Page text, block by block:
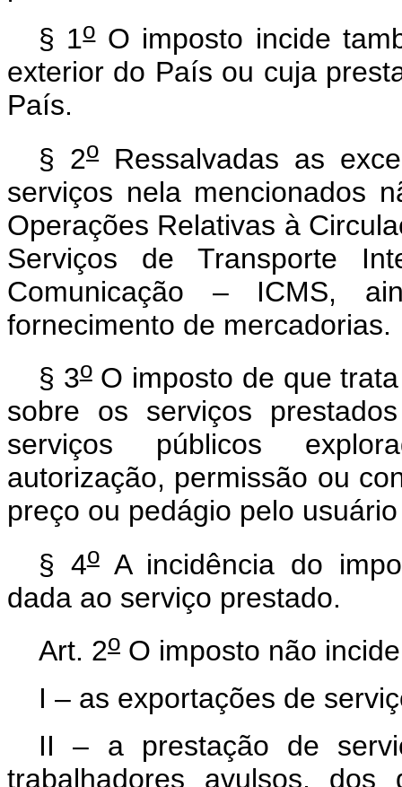
§ 1oO imposto incide
exterior do País ou cuja
País.
§ 2oRessalvadas as
serviços nela mencionados
Operações Relativas à
Serviços de Transporte
Comunicação – ICMS,
fornecimento de mercadorias.
§ 3oO imposto de que
sobre os serviços
serviços públicos
autorização, permissão ou
preço ou pedágio pelo
§ 4oA incidência do
dada ao serviço prestado.
Art. 2o O imposto não
I – as exportações de
II – a prestação de
trabalhadores avulsos,